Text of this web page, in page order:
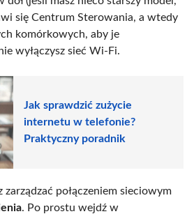
się Centrum Sterowania, a wtedy
komórkowych, aby je
wyłączysz sieć Wi-Fi.
Jak sprawdzić zużycie
internetu w telefonie?
Praktyczny poradnik
połączeniem sieciowym
. Po prostu wejdź w